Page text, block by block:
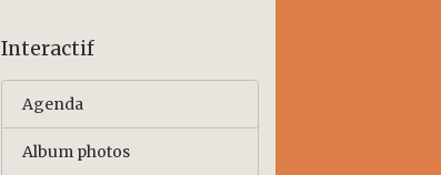
Interactif
Agenda
Album photos